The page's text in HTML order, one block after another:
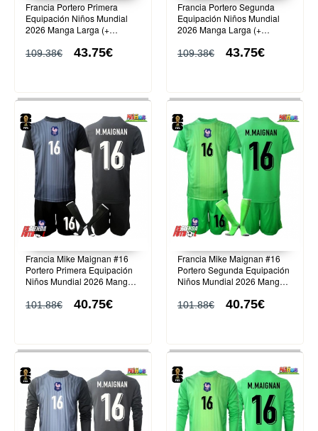
Francia Portero Primera
Equipación Niños Mundial
2026 Manga Larga (+
109.38€ 43.75€
Francia Portero Segunda
Equipación Niños Mundial
2026 Manga Larga (+
109.38€ 43.75€
Francia Mike Maignan #16
Portero Primera Equipación
Niños Mundial 2026 Manga
101.88€ 40.75€
Francia Mike Maignan #16
Portero Segunda Equipación
Niños Mundial 2026 Manga
101.88€ 40.75€